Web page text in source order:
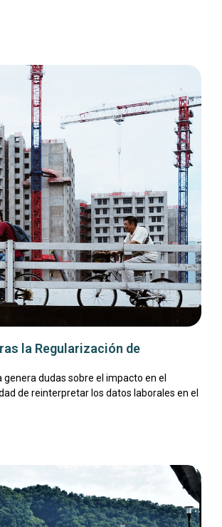
la Regularización de
dudas sobre el impacto en el
de reinterpretar los datos laborales en el